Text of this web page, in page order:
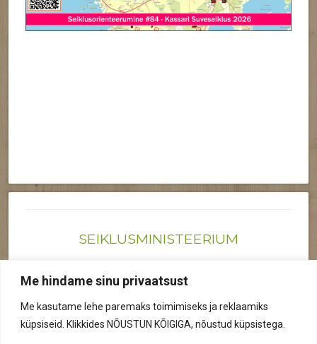
Me hindame sinu privaatsust
Me kasutame lehe paremaks toimimiseks ja reklaamiks
küpsiseid. Klikkides NÕUSTUN KÕIGIGA, nõustud küpsistega.
SEIKLUSMINISTEERIUM
Reg nr: 12041719